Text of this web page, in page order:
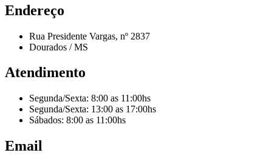
Endereço
Rua Presidente Vargas, nº 2837
Dourados / MS
Atendimento
Segunda/Sexta: 8:00 as 11:00hs
Segunda/Sexta: 13:00 as 17:00hs
Sábados: 8:00 as 11:00hs
Email